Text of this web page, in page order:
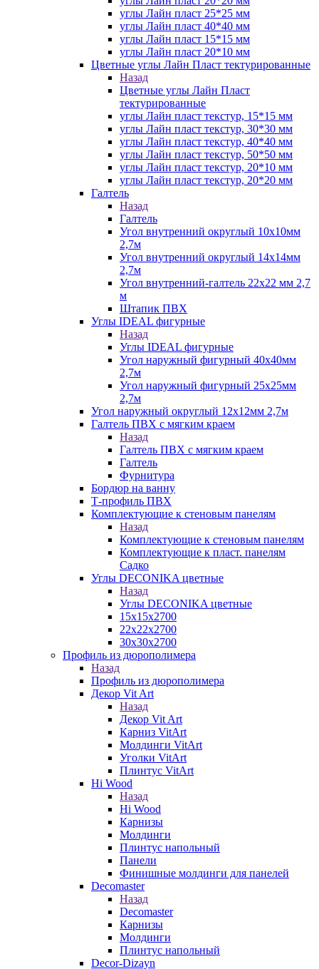
углы Лайн пласт 25*25 мм
углы Лайн пласт 40*40 мм
углы Лайн пласт 15*15 мм
углы Лайн пласт 20*10 мм
Цветные углы Лайн Пласт тектурированные
Назад
Цветные углы Лайн Пласт
тектурированные
углы Лайн пласт текстур, 15*15 мм
углы Лайн пласт текстур, 30*30 мм
углы Лайн пласт текстур, 40*40 мм
углы Лайн пласт текстур, 50*50 мм
углы Лайн пласт текстур, 20*10 мм
углы Лайн пласт текстур, 20*20 мм
Галтель
Назад
Галтель
Угол внутренний округлый 10х10мм
2,7м
Угол внутренний округлый 14х14мм
2,7м
Угол внутренний-галтель 22х22 мм 2,7
м
Штапик ПВХ
Углы IDEAL фигурные
Назад
Углы IDEAL фигурные
Угол наружный фигурный 40х40мм
2,7м
Угол наружный фигурный 25х25мм
2,7м
Угол наружный округлый 12х12мм 2,7м
Галтель ПВХ с мягким краем
Назад
Галтель ПВХ с мягким краем
Галтель
Фурнитура
Бордюр на ванну
Т-профиль ПВХ
Комплектующие к стеновым панелям
Назад
Комплектующие к стеновым панелям
Комплектующие к пласт. панелям
Садко
Углы DECONIKA цветные
Назад
Углы DECONIKA цветные
15х15х2700
22х22х2700
30х30х2700
Профиль из дюрополимера
Назад
Профиль из дюрополимера
Декор Vit Art
Назад
Декор Vit Art
Карниз VitArt
Молдинги VitArt
Уголки VitArt
Плинтус VitArt
Hi Wood
Назад
Hi Wood
Карнизы
Молдинги
Плинтус напольный
Панели
Финишные молдинги для панелей
Decomaster
Назад
Decomaster
Карнизы
Молдинги
Плинтус напольный
Decor-Dizayn